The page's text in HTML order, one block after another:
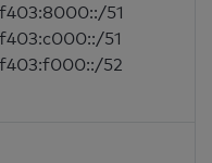
51
51
52